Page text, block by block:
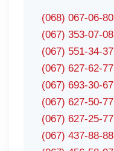
(068) 067-06-80
(067) 353-07-08
(067) 551-34-37
(067) 627-62-77
(067) 693-30-67
(067) 627-50-77
(067) 627-25-77
(067) 437-88-88